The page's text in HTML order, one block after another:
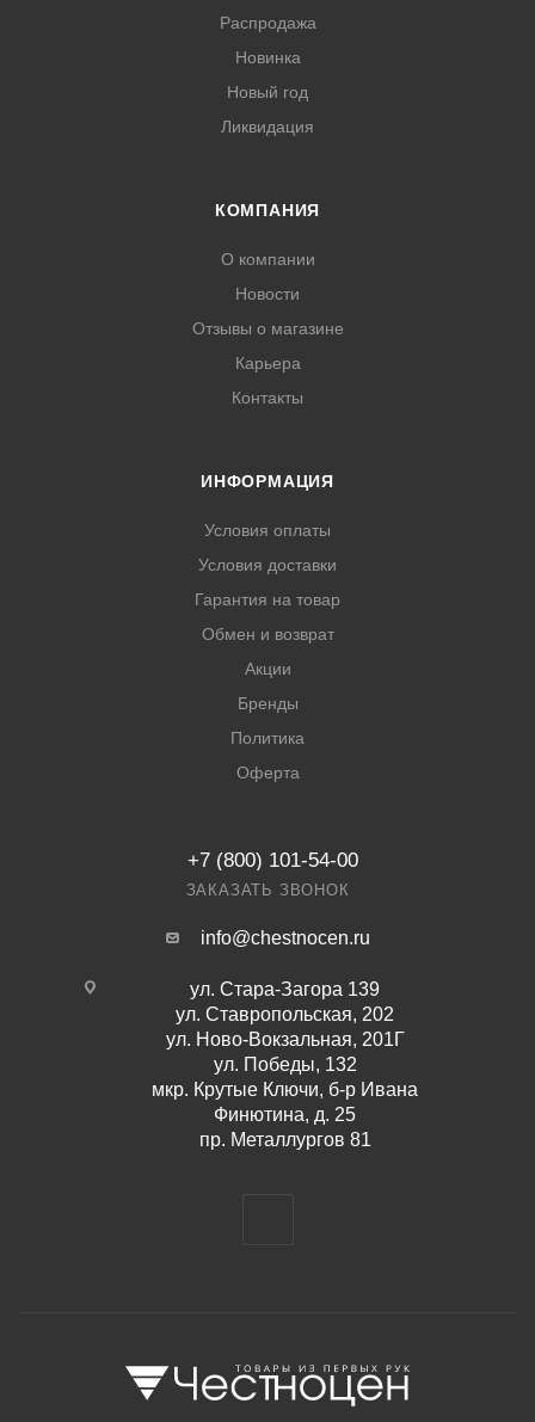
Распродажа
Новинка
Новый год
Ликвидация
КОМПАНИЯ
О компании
Новости
Отзывы о магазине
Карьера
Контакты
ИНФОРМАЦИЯ
Условия оплаты
Условия доставки
Гарантия на товар
Обмен и возврат
Акции
Бренды
Политика
Оферта
+7 (800) 101-54-00
ЗАКАЗАТЬ ЗВОНОК
info@chestnocen.ru
ул. Стара-Загора 139
ул. Ставропольская, 202
ул. Ново-Вокзальная, 201Г
ул. Победы, 132
мкр. Крутые Ключи, б-р Ивана
Финютина, д. 25
пр. Металлургов 81